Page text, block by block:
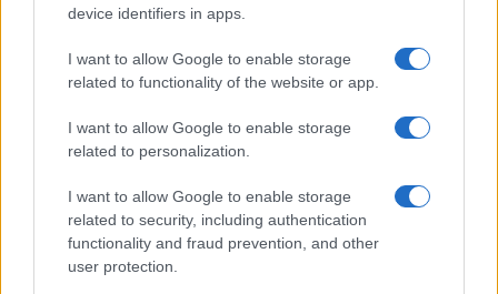
device identifiers in apps.
I want to allow Google to enable storage
related to functionality of the website or app.
I want to allow Google to enable storage
related to personalization.
I want to allow Google to enable storage
related to security, including authentication
functionality and fraud prevention, and other
user protection.